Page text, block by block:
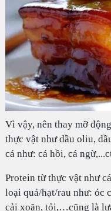
Vì vậy, nên thay mỡ
thực vật như dầu oliu,
cá như: cá hồi, cá
Protein từ thực vật như
loại quả/hạt/rau như: óc
cải xoăn, tỏi,…cũng là